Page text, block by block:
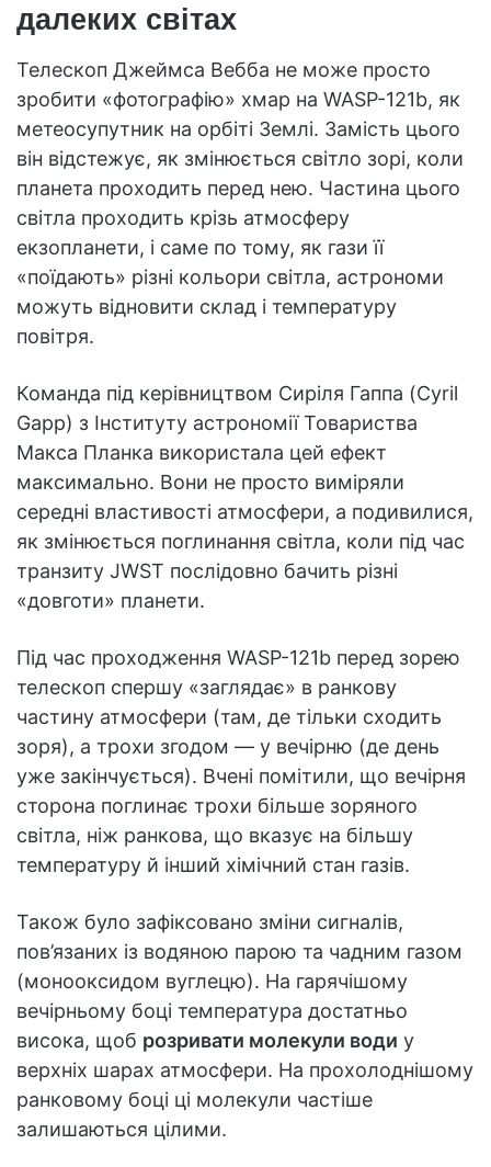
далеких світах
Телескоп Джеймса Вебба не може просто
зробити «фотографію» хмар на WASP-121b, як
метеосупутник на орбіті Землі. Замість цього
він відстежує, як змінюється світло зорі, коли
планета проходить перед нею. Частина цього
світла проходить крізь атмосферу
екзопланети, і саме по тому, як гази її
«поїдають» різні кольори світла, астрономи
можуть відновити склад і температуру
повітря.
Команда під керівництвом Сиріля Гаппа (Cyril
Gapp) з Інституту астрономії Товариства
Макса Планка використала цей ефект
максимально. Вони не просто виміряли
середні властивості атмосфери, а подивилися,
як змінюється поглинання світла, коли під час
транзиту JWST послідовно бачить різні
«довготи» планети.
Під час проходження WASP-121b перед зорею
телескоп спершу «заглядає» в ранкову
частину атмосфери (там, де тільки сходить
зоря), а трохи згодом — у вечірню (де день
уже закінчується). Вчені помітили, що вечірня
сторона поглинає трохи більше зоряного
світла, ніж ранкова, що вказує на більшу
температуру й інший хімічний стан газів.
Також було зафіксовано зміни сигналів,
пов’язаних із водяною парою та чадним газом
(монооксидом вуглецю). На гарячішому
вечірньому боці температура достатньо
висока, щоб розривати молекули води у
верхніх шарах атмосфери. На прохолоднішому
ранковому боці ці молекули частіше
залишаються цілими.